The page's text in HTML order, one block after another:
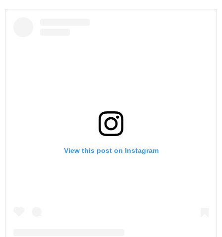
View this post on Instagram